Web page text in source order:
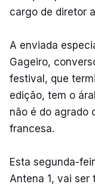
cargo de diretor
A enviada
Gageiro,
festival, que
edição, tem o
não é do agrado
francesa.
Esta segunda-
Antena 1, vai ser